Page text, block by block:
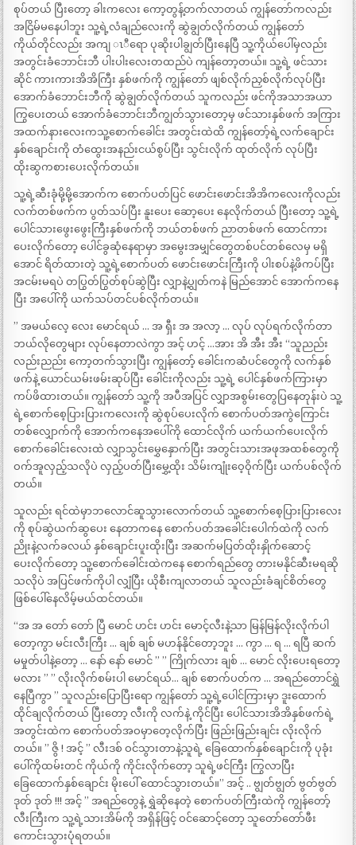
စုပ်တယ် ပြီးတော့ ခါးကလေး ကော့တွန့်တက်လာတယ် ကျွန်တော်ကလည်း
အငြိမ်မနေပါဘူး သူ့ရဲ့လံချည်လေးကို ဆွဲချွတ်လိုက်တယ် ကျွန်တော်
ကိုယ်တိုင်လည်း အကျ ၤီရော ပုဆိုးပါချွတ်ပြီးနေပြီ သူ့ကိုယ်ပေါ်မှလည်း
အတွင်းခံဘောင်းဘီ ပါးပါးလေးတထည်ပဲ ကျန်တော့တယ်။ သူ့ရဲ့ ဖင်သား
ဆိုင် ကားကားအိအိကြီး နှစ်ဖက်ကို ကျွန်တော် ဖျစ်လိုက်ညှစ်လိုက်လုပ်ပြီး
အောက်ခံဘောင်းဘီကို ဆွဲချွတ်လိုက်တယ် သူကလည်း ဖင်ကိုအသာအယာ
ကြွပေးတယ် အောက်ခံဘောင်းဘီကျွတ်သွားတော့မှ ဖင်သားနှစ်ဖက် အကြား
အထက်နားလေးကသူ့စောက်ခေါင်း အတွင်းထဲထိ ကျွန်တော့်ရဲ့လက်ချောင်း
နှစ်ချောင်းကို တံထွေးအနည်းငယ်စွပ်ပြီး သွင်းလိုက် ထုတ်လိုက် လုပ်ပြီး
ထိုးဆွကစားပေးလိုက်တယ်။
သူ့ရဲ့ဆီးခုံမို့မို့အောက်က စောက်ပတ်ပြင် ဖောင်းဖောင်းအိအိကလေးကိုလည်း
လက်တစ်ဖက်က ပွတ်သပ်ပြီး နူးပေး ဆော့ပေး နေလိုက်တယ် ပြီးတော့ သူ့ရဲ့
ပေါင်သားဖွေးဖွေးကြီးနှစ်ဖက်ကို ဘယ်တစ်ဖက် ညာတစ်ဖက် ထောင်ကား
ပေးလိုက်တော့ ပေါင်ခွဆုံနေရာမှာ အမွေးအမျှင်တွေတစ်ပင်တစ်လေမှ မရှိ
အောင် ရိတ်ထားတဲ့ သူ့ရဲ့စောက်ပတ် ဖောင်းဖောင်းကြီးကို ပါးစပ်နဲ့ဖိကပ်ပြီး
အငမ်းမရပဲ တပြွတ်ပြွတ်စုပ်ဆွဲပြီး လျှာနဲ့ပျွတ်ကနဲ မြည်အောင် အောက်ကနေ
ပြီး အပေါ်ကို ယက်သပ်တင်ပစ်လိုက်တယ်။
” အမယ်လေ့ လေး မောင်ရယ် … အ ရှီး အ အလာ့ … လုပ် လုပ်ရက်လိုက်တာ
ဘယ်လိုတွေများ လုပ်နေတာလဲကွာ အင့် ဟင့် …အား အိ အီး အီး “သူညည်း
လည်းညည်း ကော့တက်သွားပြီး ကျွန်တော့် ခေါင်းကဆံပင်တွေကို လက်နှစ်
ဖက်နဲ့ ယောင်ယမ်းဖမ်းဆုပ်ပြီး ခေါင်းကိုလည်း သူ့ရဲ့ ပေါင်နှစ်ဖက်ကြားမှာ
ကပ်ဖိထားတယ်။ ကျွန်တော် သူ့ကို အပီအပြင် လျှာအစွမ်းတွေပြနေတုန်းပဲ သူ့
ရဲ့စောက်စေ့ပြားပြားကလေးကို ဆွဲစုပ်ပေးလိုက် စောက်ပတ်အကွဲကြောင်း
တစ်လျှောက်ကို အောက်ကနေအပေါ်ကို ထောင်လိုက် ယက်ယက်ပေးလိုက်
စောက်ခေါင်းလေးထဲ လျှာသွင်းမွှေနှောက်ပြီး အတွင်းသားအဖုအထစ်တွေကို
ဝက်အူလှည့်သလိုပဲ လှည့်ပတ်ပြီးမွှေ့ထိုး သိမ်းကျုံးဝေ့ဝိုက်ပြီး ယက်ပစ်လိုက်
တယ်။
သူလည်း ရင်ထဲမှာဘလောင်ဆူသွားလောက်တယ် သူ့စောက်စေ့ပြားပြားလေး
ကို စုပ်ဆွဲယက်ဆွပေး နေတာကနေ စောက်ပတ်အခေါင်းပေါက်ထဲကို လက်
ညိုးနဲ့လက်ခလယ် နှစ်ချောင်းပူးထိုးပြီး အဆက်မပြတ်ထိုးနှိုက်ဆောင့်
ပေးလိုက်တော့ သူ့စောက်ခေါင်းထဲကနေ စောက်ရည်တွေ တားမနိုင်ဆီးမရဆို
သလိုပဲ အပြင်ဖက်ကိုပါ လျှံပြီး ယိုစီးကျလာတယ် သူလည်းခံချင်စိတ်တွေ
ဖြစ်ပေါ်နေလိမ့်မယ်ထင်တယ်။
“အ အ တော် တော် ပြီ မောင် ဟင်း ဟင်း မောင့်လီးနဲ့သာ မြန်မြန်လိုးလိုက်ပါ
တော့ကွာ မင်းလီးကြီး … ချစ် ချစ် မဟန်နိုင်တော့ဘူး … ကွာ … ရ … ရပြီ ဆက်
မမှုတ်ပါနဲ့တော့ … နော် နော် မောင် ” ” ကြိုက်လား ချစ် … မောင် လိုးပေးရတော့
မလား ” ” လိုးလိုက်စမ်းပါ မောင်ရယ်… ချစ် စောက်ပတ်က … အရည်တောင်ရွှဲ
နေပြီကွာ ” သူလည်းပြောပြီးရော ကျွန်တော် သူ့ရဲ့ပေါင်ကြားမှာ ဒူးထောက်
ထိုင်ချလိုက်တယ် ပြီးတော့ လီးကို လက်နဲ့ ကိုင်ပြီး ပေါင်သားအိအိနှစ်ဖက်ရဲ့
အတွင်းထဲက စောက်ပတ်အဝမှာတေ့လိုက်ပြီး ဖြည်းဖြည်းချင်း လိုးလိုက်
တယ်။ ” ဇွိ ! အင့် ” လီးဒစ် ဝင်သွားတာနဲ့သူရဲ့ ခြေထောက်နှစ်ချောင်းကို ပုခုံး
ပေါ်ကိုထမ်းတင် ကိုယ်ကို ကိုင်းလိုက်တော့ သူရဲ့ဖင်ကြီး ကြွလာပြီး
ခြေထောက်နှစ်ချောင်း မိုးပေါ် ထောင်သွားတယ်။” အင့် .. ဗျွတ်ဗျွတ် ဗွတ်ဗွတ်
ဒုတ် ဒုတ် !!! အင့် ” အရည်တွေနဲ့ ရွှဲဆိုနေတဲ့ စောက်ပတ်ကြီးထဲကို ကျွန်တော့်
လီးကြီးက သူ့ရဲ့သားအိမ်ကို အရှိန်ဖြင့် ဝင်ဆောင့်တော့ သူတော်တော်ဖီး
ကောင်းသွားပုံရတယ်။